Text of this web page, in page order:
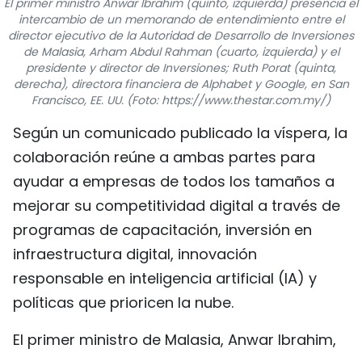
TIẾNG VIỆT
ENGLISH
中文
FRANÇAIS
РУССКИЙ
El primer ministro Anwar Ibrahim (quinto, izquierda) presencia el
intercambio de un memorando de entendimiento entre el
director ejecutivo de la Autoridad de Desarrollo de Inversiones
de Malasia, Arham Abdul Rahman (cuarto, izquierda) y el
presidente y director de Inversiones; Ruth Porat (quinta,
derecha), directora financiera de Alphabet y Google, en San
Francisco, EE. UU. (Foto: https://www.thestar.com.my/)
Según un comunicado publicado la víspera, la
colaboración reúne a ambas partes para
ayudar a empresas de todos los tamaños a
mejorar su competitividad digital a través de
programas de capacitación, inversión en
infraestructura digital, innovación
responsable en inteligencia artificial (IA) y
políticas que prioricen la nube.
El primer ministro de Malasia, Anwar Ibrahim,